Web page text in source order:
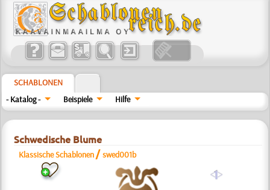
SCHABLONEN
- Katalog -
Beispiele Hilfe
Schwedische Blume
Klassische Schablonen /swed001b
a